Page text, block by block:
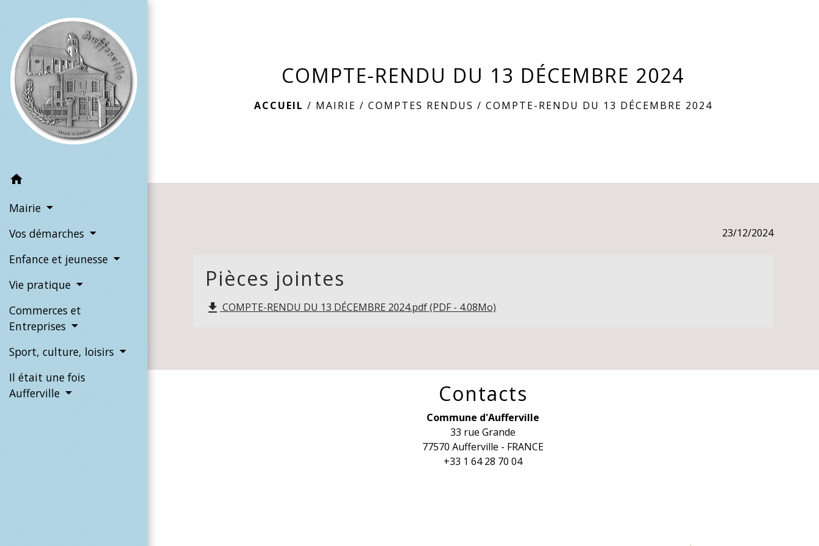
home
Mairie
Vos démarches
Enfance et jeunesse
Vie pratique
Commerces et
Entreprises
Sport, culture, loisirs
Il était une fois
Aufferville
COMPTE-RENDU DU 13 DÉCEMBRE 2024
ACCUEIL / MAIRIE / COMPTES RENDUS / COMPTE-RENDU DU 13 DÉCEMBRE 2024
23/12/2024
Pièces jointes
file_download COMPTE-RENDU DU 13 DÉCEMBRE 2024.pdf (PDF - 4.08Mo)
Contacts
Commune d'Aufferville
33 rue Grande
77570 Aufferville - FRANCE
+33 1 64 28 70 04